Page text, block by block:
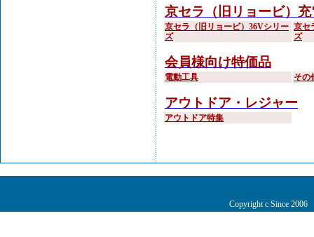
京セラ（旧リョービ）
京セラ（旧リョービ）36Vシリー
ズ
京セ
ズ
会員様向け特価品
電動工具 その
アウトドア・レジャー
アウトドア特集
Copyright c Since